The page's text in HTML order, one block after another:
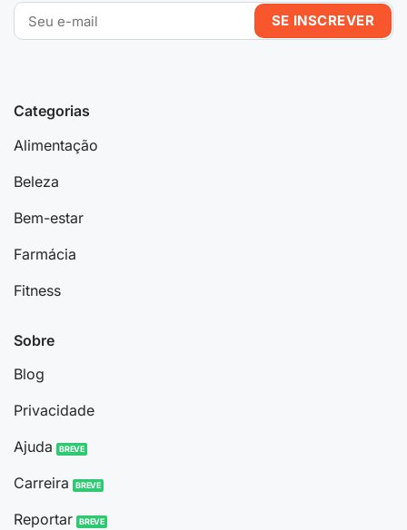
Categorias
Alimentação
Beleza
Bem-estar
Farmácia
Fitness
Sobre
Blog
Privacidade
Ajuda
Carreira
Reportar